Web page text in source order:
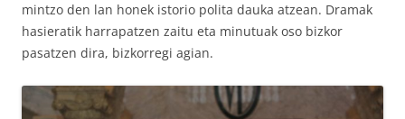
mintzo den lan honek istorio polita dauka atzean. Dramak
hasieratik harrapatzen zaitu eta minutuak oso bizkor
pasatzen dira, bizkorregi agian.